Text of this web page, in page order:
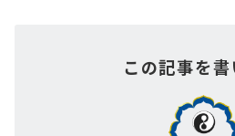
この記事を書